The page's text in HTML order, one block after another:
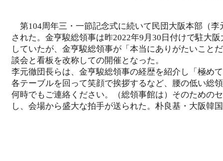
第104周年三・一節記念式に続いて民団大阪本部（
された。金亨駿総領事は昨2022年9月30日付けで駐大
していたが、金亨駿総領事が「本当にありがたいこと
談会と看板を改称しての開催となった。
李元徹団長らは、金亨駿総領事の経歴を紹介し「極め
各テーブルを回って笑顔で挨拶するなど、腰の低い総
何時でもご連絡ください。（総領事館は）そのための
し、会場から盛大な拍手が送られた。朴良基・大阪韓